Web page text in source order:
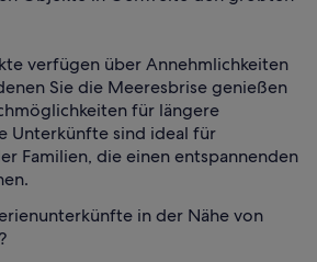
verfügen über Annehmlichkeiten
Sie die Meeresbrise genießen
für längere
Unterkünfte sind ideal für
Familien, die einen entspannenden
in der Nähe von